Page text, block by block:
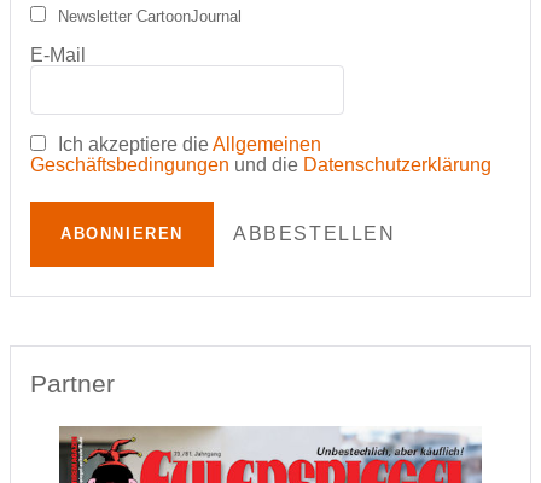
Newsletter CartoonJournal
E-Mail
Ich akzeptiere dieAllgemeinen
Geschäftsbedingungen und die Datenschutzerklärung
ABONNIEREN ABBESTELLEN
Partner